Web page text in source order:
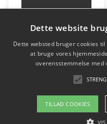
Varekategorier
Dette website
Dette websted bruger cookies
at bruge vores
overensstemmelse med
TILLAD COOKIES
VIS